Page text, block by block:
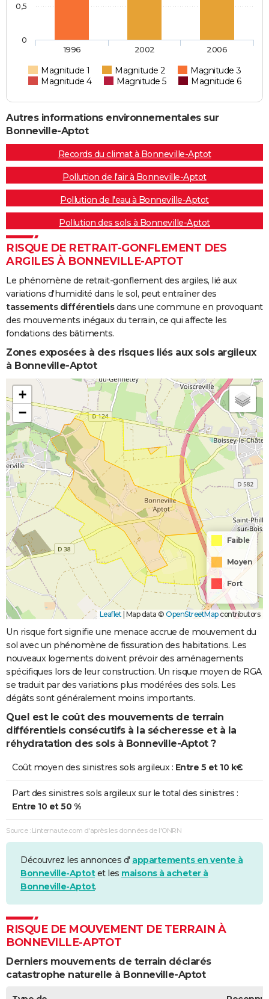
Magnitude 1 Magnitude 2
Magnitude 3
Magnitude 4
Magnitude 5 Magnitude 6
1996 2002 2006
0
0,5
Autres informations environnementales sur
Bonneville-Aptot
Records du climat à Bonneville-Aptot
Pollution de l'air à Bonneville-Aptot
Pollution de l'eau à Bonneville-Aptot
Pollution des sols à Bonneville-Aptot
RISQUE DE RETRAIT-GONFLEMENT DES
ARGILES À BONNEVILLE-APTOT
Le phénomène de retrait-gonflement des argiles, lié aux
variations d'humidité dans le sol, peut entraîner des
tassements différentielsdans une commune en provoquant
des mouvements inégaux du terrain, ce qui affecte les
fondations des bâtiments.
Zones exposées à des risques liés aux sols argileux
à Bonneville-Aptot
+
−
Faible
Moyen
Fort
Leaflet | Map data © OpenStreetMapcontributors
Un risque fort signifie une menace accrue de mouvement du
sol avec un phénomène de fissuration des habitations. Les
nouveaux logements doivent prévoir des aménagements
spécifiques lors de leur construction. Un risque moyen de RGA
se traduit par des variations plus modérées des sols. Les
dégâts sont généralement moins importants.
Quel est le coût des mouvements de terrain
différentiels consécutifs à la sécheresse et à la
réhydratation des sols à Bonneville-Aptot ?
Coût moyen des sinistres sols argileux : Entre 5 et 10 k€
Part des sinistres sols argileux sur le total des sinistres :
Entre 10 et 50 %
Source : Linternaute.com d'après les données de l'ONRN
Découvrez les annonces d' appartements en vente à
Bonneville-Aptotet les maisons à acheter à
Bonneville-Aptot.
RISQUE DE MOUVEMENT DE TERRAIN À
BONNEVILLE-APTOT
Derniers mouvements de terrain déclarés
catastrophe naturelle à Bonneville-Aptot